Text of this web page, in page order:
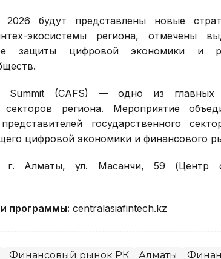
будут представлены новые
экосистемы региона, отмечены
защиты цифровой экономики и
Summit (CAFS) — одно из главных
секторов региона. Мероприятие
государственного
цифровой экономики и финансового
г. Алматы, ул. Масанчи, 59 (Центр
программы: centralasiafintech.kz
Финансовый рынок РК Алматы